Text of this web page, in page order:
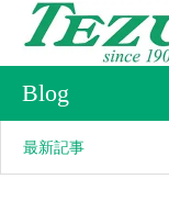
Blog
最新記事